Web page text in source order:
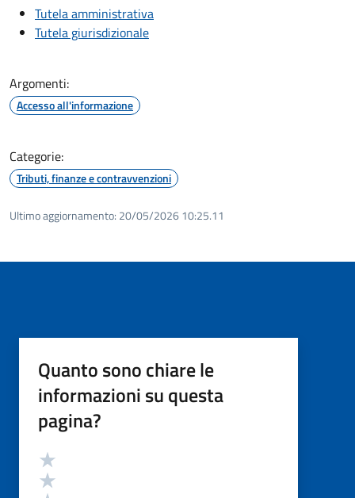
Tutela amministrativa
Tutela giurisdizionale
Argomenti:
Accesso all'informazione
Categorie:
Tributi, finanze e contravvenzioni
Ultimo aggiornamento: 20/05/2026 10:25.11
Quanto sono chiare le
informazioni su questa
pagina?
Valutazione